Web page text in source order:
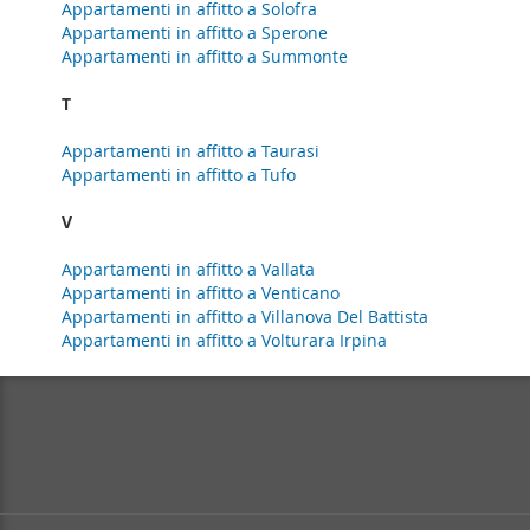
Appartamenti in affitto a Solofra
Appartamenti in affitto a Sperone
Appartamenti in affitto a Summonte
T
Appartamenti in affitto a Taurasi
Appartamenti in affitto a Tufo
V
Appartamenti in affitto a Vallata
Appartamenti in affitto a Venticano
Appartamenti in affitto a Villanova Del Battista
Appartamenti in affitto a Volturara Irpina